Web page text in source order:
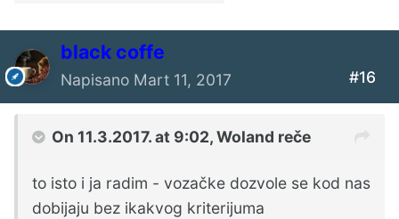
black coffe
Napisano Mart 11, 2017 #16
On 11.3.2017. at 9:02,Woland reče
to isto i ja radim - vozačke dozvole se kod nas
dobijaju bez ikakvog kriterijuma